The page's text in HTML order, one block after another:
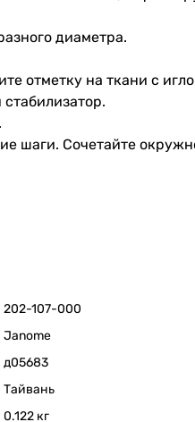
диаметра.
отметку на ткани с
шаги. Сочетайте
202-107-000
Janome
д05683
Тайвань
0.122 кг